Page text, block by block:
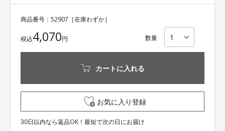
商品番号： 52907 ［在庫わずか］
税込4,070円 数量
カートに入れる
お気に入り登録
30日以内なら返品OK！最短で次の日にお届け